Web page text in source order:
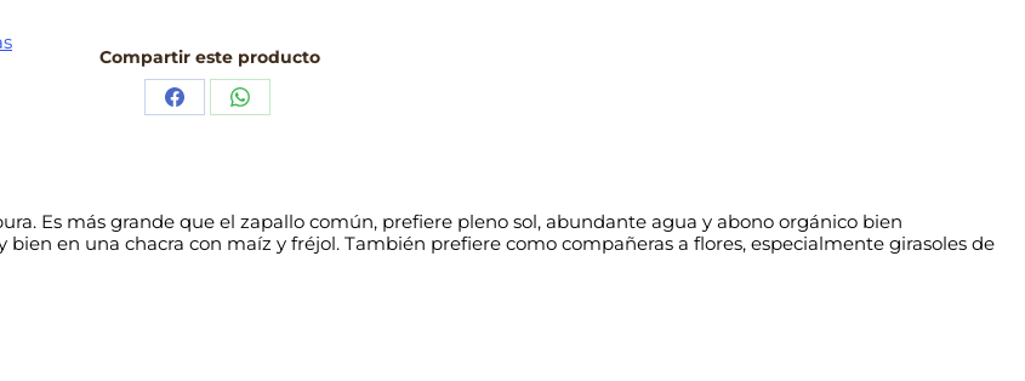
Compartir este producto
Share Share
Es más grande que el zapallo común, prefiere pleno sol, abundante agua y abono orgánico bien
en una chacra con maíz y fréjol. También prefiere como compañeras a flores, especialmente girasoles de